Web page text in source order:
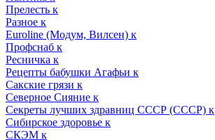
Прелесть к
Разное к
Euroline (Модум, Вилсен) к
Профснаб к
Ресничка к
Рецепты бабушки Агафьи к
Сакские грязи к
Северное Сияние к
Секреты лучших здравниц СССР (СССР) к
Сибирское здоровье к
СКЭМ к